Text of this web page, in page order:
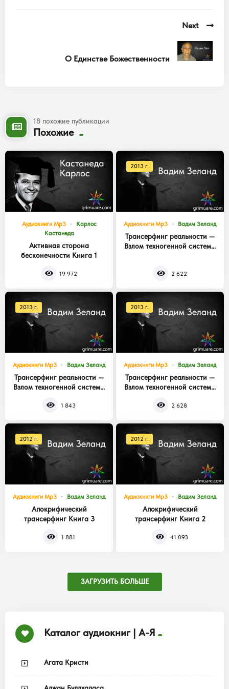
Next
О Единстве Божественности
18 похожие публикации
Похожие
Аудиокниги Mp3
Карлос
Кастанеда
Активная сторона
бесконечности Книга 1
19 972
2013 г.
Аудиокниги Mp3 Вадим Зеланд
Трансерфинг реальности —
Взлом техногенной системы
2 622
2013 г.
Аудиокниги Mp3 Вадим Зеланд
Трансерфинг реальности —
Взлом техногенной системы
1 843
2013 г.
Аудиокниги Mp3 Вадим Зеланд
Трансерфинг реальности —
Взлом техногенной системы
2 628
2012 г.
Аудиокниги Mp3 Вадим Зеланд
Апокрифический
трансерфинг Книга 3
1 881
2012 г.
Аудиокниги Mp3 Вадим Зеланд
Апокрифический
трансерфинг Книга 2
41 093
ЗАГРУЗИТЬ БОЛЬШЕ
Каталог аудиокниг | А-Я
Агата Кристи